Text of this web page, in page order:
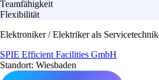
Teamfähigkeit
Flexibilität
Elektroniker / Elektriker als
SPIE Efficient Facilities GmbH
Standort: Wiesbaden